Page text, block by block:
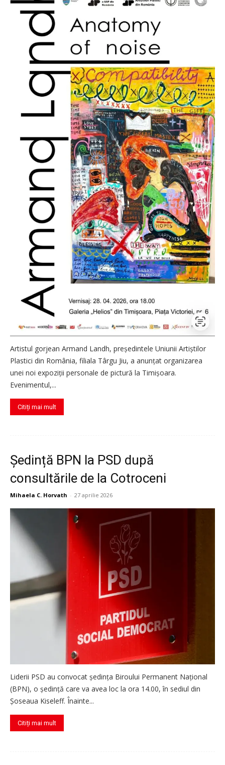
Artistul gorjean Armand Landh, președintele Uniunii Artiștilor
Plastici din România, filiala Târgu Jiu, a anunțat organizarea
unei noi expoziții personale de pictură la Timișoara.
Evenimentul,...
Citiți mai mult
Ședință BPN la PSD după
consultările de la Cotroceni
Mihaela C. Horvath - 27 aprilie 2026
Liderii PSD au convocat ședința Biroului Permanent Național
(BPN), o ședință care va avea loc la ora 14.00, în sediul din
Șoseaua Kiseleff. Înainte...
Citiți mai mult